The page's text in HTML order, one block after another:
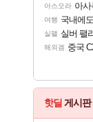
아스오라 아사
여행 국내에도
실팰 실버 팰리
해외겜 중국
핫딜 게시판